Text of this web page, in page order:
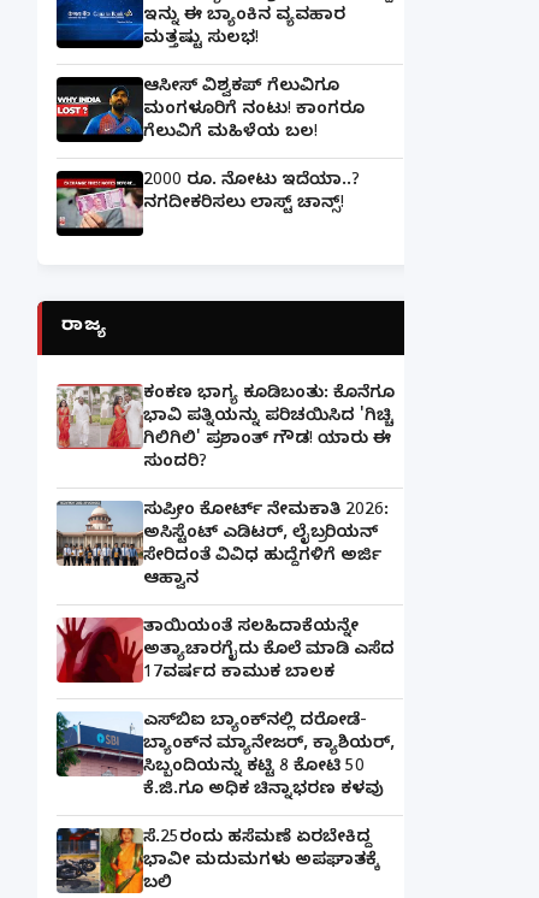
ಇನ್ನು ಈ ಬ್ಯಾಂಕಿನ ವ್ಯವಹಾರ
ಮತ್ತಷ್ಟು ಸುಲಭ!
ಆಸೀಸ್ ವಿಶ್ವಕಪ್ ಗೆಲುವಿಗೂ
ಮಂಗಳೂರಿಗೆ ನಂಟು! ಕಾಂಗರೂ
ಗೆಲುವಿಗೆ ಮಹಿಳೆಯ ಬಲ!
2000 ರೂ. ನೋಟು ಇದೆಯಾ..?
ನಗದೀಕರಿಸಲು ಲಾಸ್ಟ್‌ ಚಾನ್ಸ್‌!
ರಾಜ್ಯ
ಕಂಕಣ ಭಾಗ್ಯ ಕೂಡಿಬಂತು: ಕೊನೆಗೂ
ಭಾವಿ ಪತ್ನಿಯನ್ನು ಪರಿಚಯಿಸಿದ 'ಗಿಚ್ಚಿ
ಗಿಲಿಗಿಲಿ' ಪ್ರಶಾಂತ್ ಗೌಡ! ಯಾರು ಈ
ಸುಂದರಿ?
ಸುಪ್ರೀಂ ಕೋರ್ಟ್ ನೇಮಕಾತಿ 2026:
ಅಸಿಸ್ಟೆಂಟ್ ಎಡಿಟರ್, ಲೈಬ್ರರಿಯನ್
ಸೇರಿದಂತೆ ವಿವಿಧ ಹುದ್ದೆಗಳಿಗೆ ಅರ್ಜಿ
ಆಹ್ವಾನ
ತಾಯಿಯಂತೆ ಸಲಹಿದಾಕೆಯನ್ನೇ
ಅತ್ಯಾಚಾರಗೈದು ಕೊಲೆ ಮಾಡಿ ಎಸೆದ
17ವರ್ಷದ ಕಾಮುಕ ಬಾಲಕ
ಎಸ್‌ಬಿಐ ಬ್ಯಾಂಕ್‌ನಲ್ಲಿ‌ ದರೋಡೆ-
ಬ್ಯಾಂಕ್​ನ ಮ್ಯಾನೇಜರ್‌, ಕ್ಯಾಶಿಯರ್‌,
ಸಿಬ್ಬಂದಿಯನ್ನು ಕಟ್ಟಿ 8 ಕೋಟಿ 50
ಕೆ.ಜಿ.ಗೂ ಅಧಿಕ ಚಿನ್ನಾಭರಣ ಕಳವು
ಸೆ.25ರಂದು ಹಸೆಮಣೆ ಏರಬೇಕಿದ್ದ
ಭಾವೀ ಮದುಮಗಳು ಅಪಘಾತಕ್ಕೆ
ಬಲಿ